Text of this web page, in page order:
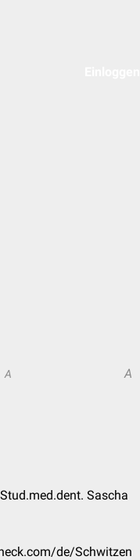
A A
Sascha
de/Schwitzen